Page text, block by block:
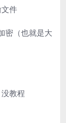
件
密（也就是大
教程